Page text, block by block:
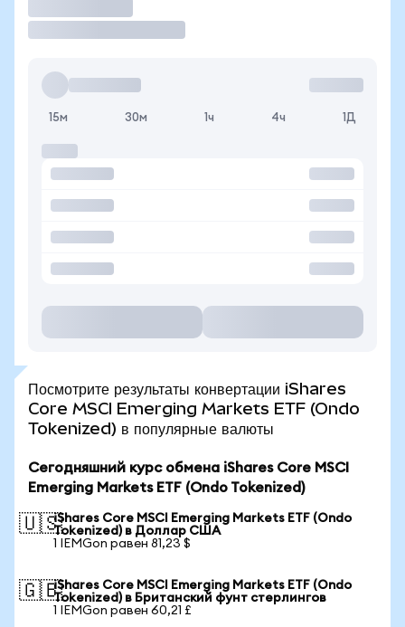
15м 30м 1ч 4ч 1Д
Посмотрите результаты конвертации iShares
Core MSCI Emerging Markets ETF (Ondo
Tokenized) в популярные валюты
Сегодняшний курс обмена iShares Core MSCI
Emerging Markets ETF (Ondo Tokenized)
🇺🇸iShares Core MSCI Emerging Markets ETF (Ondo
Tokenized) в Доллар США
1 IEMGon равен 81,23 $
🇬🇧iShares Core MSCI Emerging Markets ETF (Ondo
Tokenized) в Британский фунт стерлингов
1 IEMGon равен 60,21 £